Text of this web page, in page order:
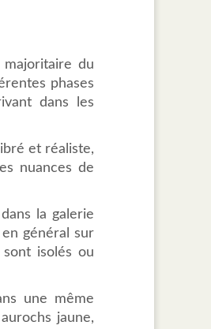
du
phases
dans les
et réaliste,
nuances de
la galerie
général sur
isolés ou
une même
jaune,